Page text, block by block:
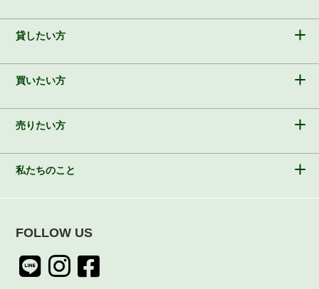
貸したい方
買いたい方
売りたい方
私たちのこと
FOLLOW US